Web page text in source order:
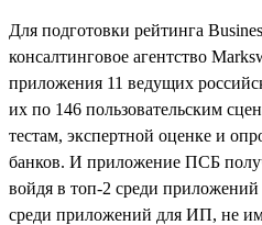
Для подготовки рейтинга
консалтинговое агентство
приложения 11 ведущих
их по 146 пользовательским
тестам, экспертной оценке и
банков. И приложение ПСБ
войдя в топ-2 среди
среди приложений для ИП, не